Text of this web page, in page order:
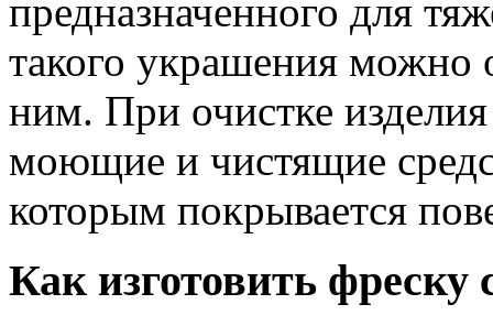
предназначенного для
такого украшения можно
ним. При очистке
моющие и чистящие
которым покрывается
Как изготовить